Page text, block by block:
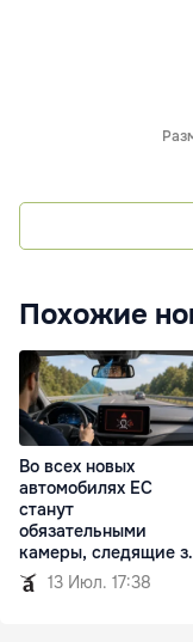
Похожие
Во всех новых
автомобилях ЕС
станут
обязательными
камеры, следящие
водителем
13 Июл. 17:38